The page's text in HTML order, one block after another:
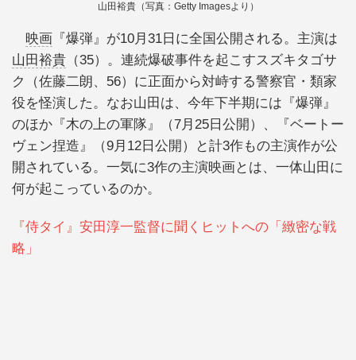
山田裕貴（写真：Getty Imagesより）
映画 『爆弾』が10月31日に全国公開される。主演は
山田裕貴 （35）。連続爆破事件を起こすスズキタゴサ
ク（佐藤二朗、56）に正面から対峙する警察官・類家
役を怪演した。なお山田は、今年下半期には『爆弾』
のほか『木の上の軍隊』（7月25日公開）、『ベートー
ヴェン捏造』（9月12日公開）と計3作もの主演作が公
開されている。一気に3作の主演映画とは、一体山田に
何が起こっているのか。
『侍タイ』安田淳一監督に聞くヒットへの「緻密な戦
略」